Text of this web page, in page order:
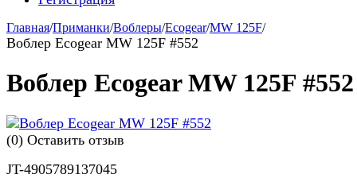
Главная/Приманки/Воблеры/Ecogear/MW 125F/
Воблер Ecogear MW 125F #552
Воблер Ecogear MW 125F #552
(0) Оставить отзыв
JT-4905789137045